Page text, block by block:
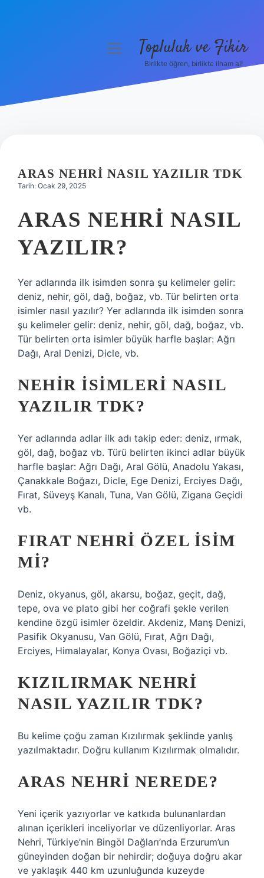
Hakkımızda
menüyüTopluluk ve Fikir
Birlikte öğren, birlikte ilham al!
ARAS NEHRI NASIL YAZILIR TDK
Tarih: Ocak 29, 2025
ARAS NEHRI NASIL
YAZILIR?
Yer adlarında ilk isimden sonra şu kelimeler gelir:
deniz, nehir, göl, dağ, boğaz, vb. Tür belirten orta
isimler nasıl yazılır? Yer adlarında ilk isimden sonra
şu kelimeler gelir: deniz, nehir, göl, dağ, boğaz, vb.
Tür belirten orta isimler büyük harfle başlar: Ağrı
Dağı, Aral Denizi, Dicle, vb.
NEHIR ISIMLERI NASIL
YAZILIR TDK?
Yer adlarında adlar ilk adı takip eder: deniz, ırmak,
göl, dağ, boğaz vb. Türü belirten ikinci adlar büyük
harfle başlar: Ağrı Dağı, Aral Gölü, Anadolu Yakası,
Çanakkale Boğazı, Dicle, Ege Denizi, Erciyes Dağı,
Fırat, Süveyş Kanalı, Tuna, Van Gölü, Zigana Geçidi
vb.
FIRAT NEHRI ÖZEL ISIM
MI?
Deniz, okyanus, göl, akarsu, boğaz, geçit, dağ,
tepe, ova ve plato gibi her coğrafi şekle verilen
kendine özgü isimler özeldir. Akdeniz, Manş Denizi,
Pasifik Okyanusu, Van Gölü, Fırat, Ağrı Dağı,
Erciyes, Himalayalar, Konya Ovası, Boğaziçi vb.
KIZILIRMAK NEHRI
NASIL YAZILIR TDK?
Bu kelime çoğu zaman Kızılırmak şeklinde yanlış
yazılmaktadır. Doğru kullanım Kızılırmak olmalıdır.
ARAS NEHRI NEREDE?
Yeni içerik yazıyorlar ve katkıda bulunanlardan
alınan içerikleri inceliyorlar ve düzenliyorlar. Aras
Nehri, Türkiye’nin Bingöl Dağları’nda Erzurum’un
güneyinden doğan bir nehirdir; doğuya doğru akar
ve yaklaşık 440 km uzunluğunda kuzeyde